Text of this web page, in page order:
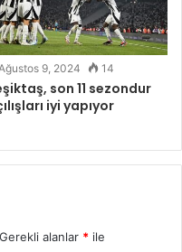
Ağustos 9, 2024 14
son 11 sezondur
iyi yapıyor
Gerekli alanlar * ile